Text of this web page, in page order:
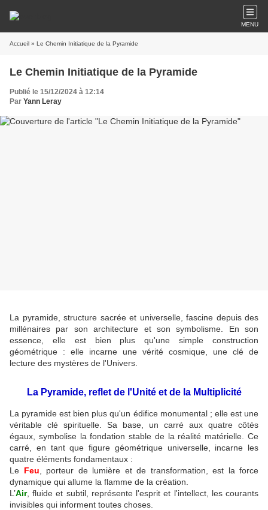
MENU
Accueil » Le Chemin Initiatique de la Pyramide
Le Chemin Initiatique de la Pyramide
Publié le 15/12/2024 à 12:14
Par Yann Leray
La pyramide, structure sacrée et universelle, fascine depuis des
millénaires par son architecture et son symbolisme. En son
essence, elle est bien plus qu'une simple construction
géométrique : elle incarne une vérité cosmique, une clé de
lecture des mystères de l'Univers.
La Pyramide, reflet de l'Unité et de la Multiplicité
La pyramide est bien plus qu'un édifice monumental ; elle est une
véritable clé spirituelle. Sa base, un carré aux quatre côtés
égaux, symbolise la fondation stable de la réalité matérielle. Ce
carré, en tant que figure géométrique universelle, incarne les
quatre éléments fondamentaux :
Le Feu , porteur de lumière et de transformation, est la force
dynamique qui allume la flamme de la création.
L’Air, fluide et subtil, représente l'esprit et l'intellect, les courants
invisibles qui informent toutes choses.